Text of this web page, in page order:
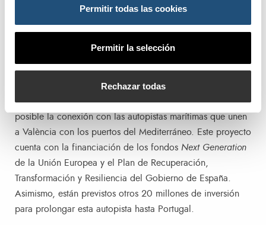
Permitir todas las cookies
Permitir la selección
Rechazar todas
de 150 kW de potencia
880 metros de cerramiento perimetral de la playa de
vías
El hecho de que una de las puertas de entrada a la
autopista ferroviaria sea el Puerto de València hace
posible la conexión con las autopistas marítimas que unen
a València con los puertos del Mediterráneo. Este proyecto
cuenta con la financiación de los fondos Next Generation
de la Unión Europea y el Plan de Recuperación,
Transformación y Resiliencia del Gobierno de España.
Asimismo, están previstos otros 20 millones de inversión
para prolongar esta autopista hasta Portugal.